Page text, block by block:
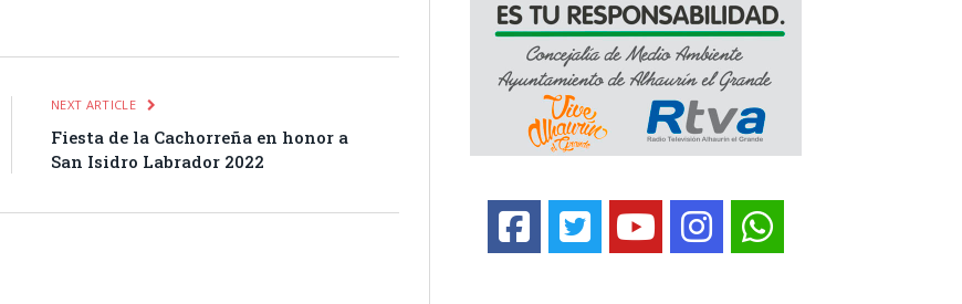
NEXT ARTICLE
Fiesta de la Cachorreña en honor a
San Isidro Labrador 2022